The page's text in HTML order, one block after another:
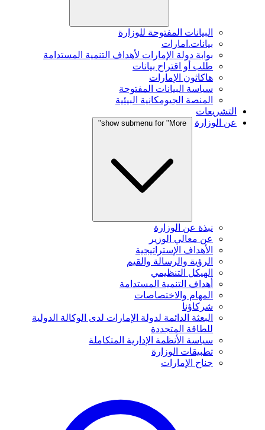
البيانات المفتوحة للوزارة
بيانات.امارات
بوابة دولة الإمارات لأهداف التنمية المستدامة
طلب أو اقتراح بيانات
هاكاثون الإمارات
سياسة البيانات المفتوحة
المنصة الجيومكانية البيئية
التشريعات
عن الوزارة
show submenu for "More"
نبذة عن الوزارة
عن معالي الوزير
الأهداف الإستراتيجية
الرؤية والرسالة والقيم
الهيكل التنظيمي
أهداف التنمية المستدامة
المهام والاختصاصات
شركاؤنا
البعثة الدائمة لدولة الإمارات لدى الوكالة الدولية
للطاقة المتجددة
سياسة الأنظمة الإدارية المتكاملة
تطبيقات الوزارة
جناح الإمارات